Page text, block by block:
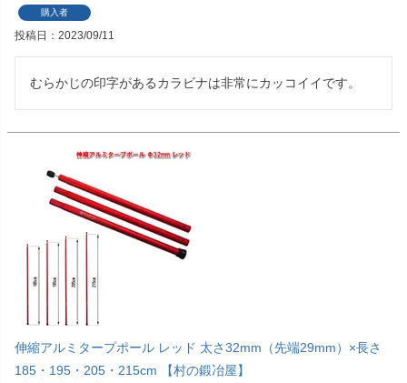
購入者
投稿日 2023/09/11
むらかじの印字があるカラビナは非常にカッコイイです。
伸縮アルミタープポール レッド 太さ32mm（先端29mm）×長さ
185・195・205・215cm 【村の鍛冶屋】